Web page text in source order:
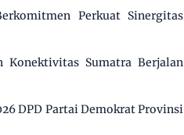
Perkuat Sinergitas
Sumatra Berjalan
DPD Partai Demokrat Provinsi